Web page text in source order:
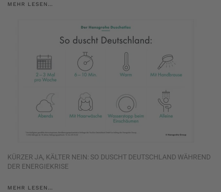
MEHR LESEN…
KÜRZER JA, KÄLTER NEIN: SO DUSCHT DEUTSCHLAND WÄHREND
DER ENERGIEKRISE
MEHR LESEN…